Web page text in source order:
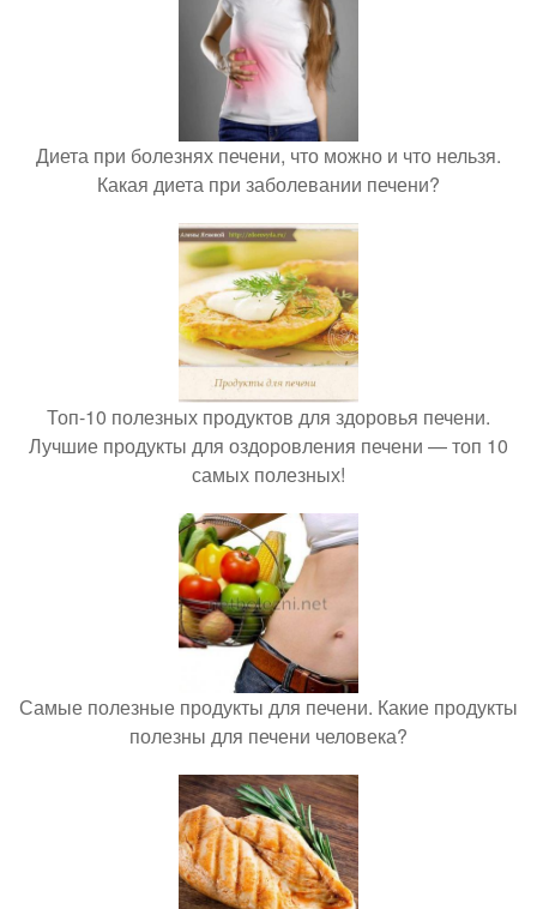
Диета при болезнях печени, что можно и что нельзя.
Какая диета при заболевании печени?
Топ-10 полезных продуктов для здоровья печени.
Лучшие продукты для оздоровления печени — топ 10
самых полезных!
Самые полезные продукты для печени. Какие продукты
полезны для печени человека?